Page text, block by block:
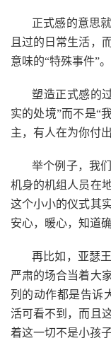
正式感的意思
且过的日常生活，
意味的“特殊事件”。
塑造正式感的
实的处境”而不是“
主，有人在为你付出
举个例子，我
机身的机组人员在
这个小小的仪式其
安心，暖心，知道
再比如，亚瑟
严肃的场合当着大
列的动作都是告诉
活可看不到，而且
着这一切不是小孩